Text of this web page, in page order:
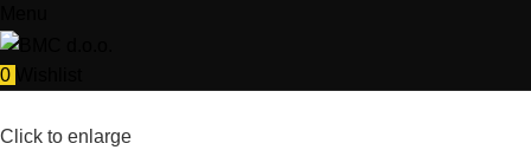
0
Click to enlarge